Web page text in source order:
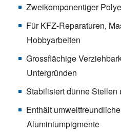
Zweikomponentiger
Für KFZ-Reparaturen,
Hobbyarbeiten
Grossflächige
Untergründen
Stabilisiert dünne Stellen
Enthält
Aluminiumpigmente